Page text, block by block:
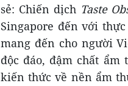
sẻ: Chiến dịch Taste
Singapore đến với
mang đến cho người
độc đáo, đậm chất
kiến thức về nền ẩm